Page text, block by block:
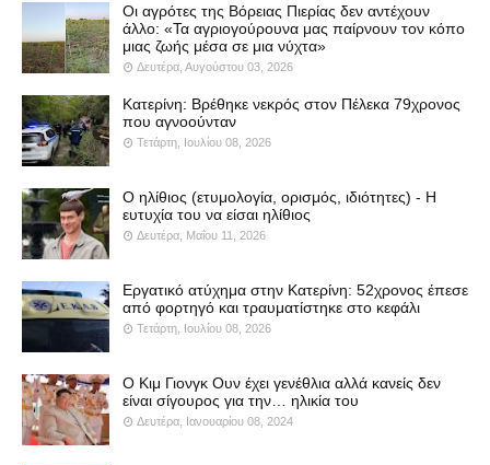
Οι αγρότες της Βόρειας Πιερίας δεν αντέχουν
άλλο: «Τα αγριογούρουνα μας παίρνουν τον κόπο
μιας ζωής μέσα σε μια νύχτα»
Δευτέρα, Αυγούστου 03, 2026
Κατερίνη: Βρέθηκε νεκρός στον Πέλεκα 79χρονος
που αγνοούνταν
Τετάρτη, Ιουλίου 08, 2026
Ο ηλίθιος (ετυμολογία, ορισμός, ιδιότητες) - Η
ευτυχία του να είσαι ηλίθιος
Δευτέρα, Μαΐου 11, 2026
Εργατικό ατύχημα στην Κατερίνη: 52χρονος έπεσε
από φορτηγό και τραυματίστηκε στο κεφάλι
Τετάρτη, Ιουλίου 08, 2026
Ο Κιμ Γιονγκ Ουν έχει γενέθλια αλλά κανείς δεν
είναι σίγουρος για την… ηλικία του
Δευτέρα, Ιανουαρίου 08, 2024